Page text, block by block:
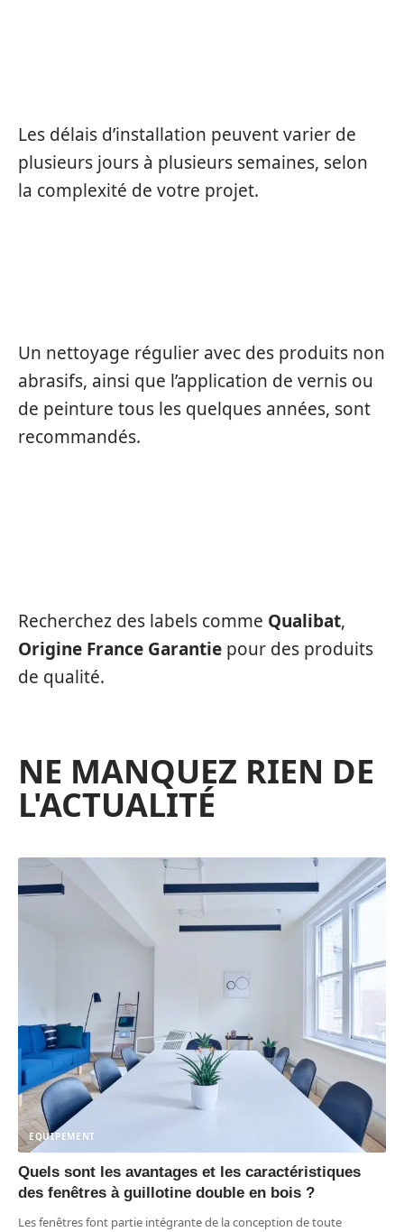
Les délais d’installation peuvent varier de
plusieurs jours à plusieurs semaines, selon
la complexité de votre projet.
Un nettoyage régulier avec des produits non
abrasifs, ainsi que l’application de vernis ou
de peinture tous les quelques années, sont
recommandés.
Recherchez des labels comme Qualibat,
Origine France Garantie pour des produits
de qualité.
NE MANQUEZ RIEN DE
L'ACTUALITÉ
EQUIPEMENT
Quels sont les avantages et les caractéristiques
des fenêtres à guillotine double en bois ?
Les fenêtres font partie intégrante de la conception de toute